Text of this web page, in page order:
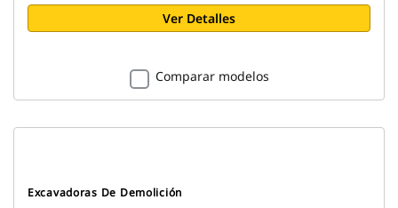
Ver Detalles
Comparar modelos
Excavadoras De Demolición